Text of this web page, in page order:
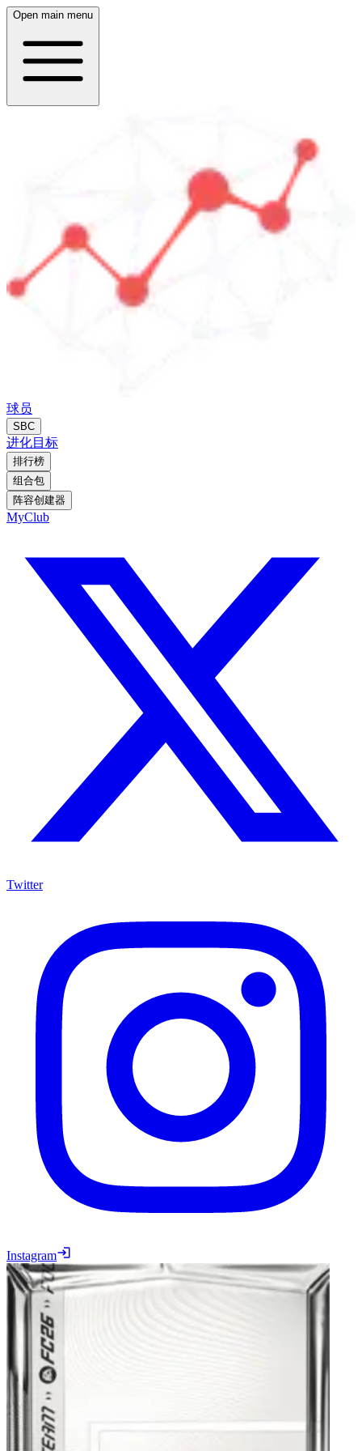
Open main menu
球员
SBC
进化目标
排行榜
组合包
阵容创建器
MyClub
Twitter
Instagram